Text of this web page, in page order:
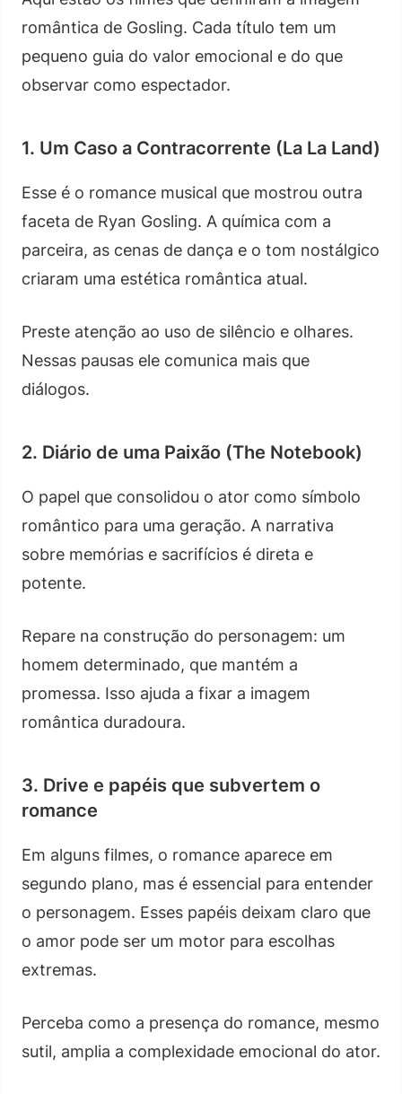
romântica de Gosling. Cada título tem um
pequeno guia do valor emocional e do que
observar como espectador.
1. Um Caso a Contracorrente (La La Land)
Esse é o romance musical que mostrou outra
faceta de Ryan Gosling. A química com a
parceira, as cenas de dança e o tom nostálgico
criaram uma estética romântica atual.
Preste atenção ao uso de silêncio e olhares.
Nessas pausas ele comunica mais que
diálogos.
2. Diário de uma Paixão (The Notebook)
O papel que consolidou o ator como símbolo
romântico para uma geração. A narrativa
sobre memórias e sacrifícios é direta e
potente.
Repare na construção do personagem: um
homem determinado, que mantém a
promessa. Isso ajuda a fixar a imagem
romântica duradoura.
3. Drive e papéis que subvertem o
romance
Em alguns filmes, o romance aparece em
segundo plano, mas é essencial para entender
o personagem. Esses papéis deixam claro que
o amor pode ser um motor para escolhas
extremas.
Perceba como a presença do romance, mesmo
sutil, amplia a complexidade emocional do ator.